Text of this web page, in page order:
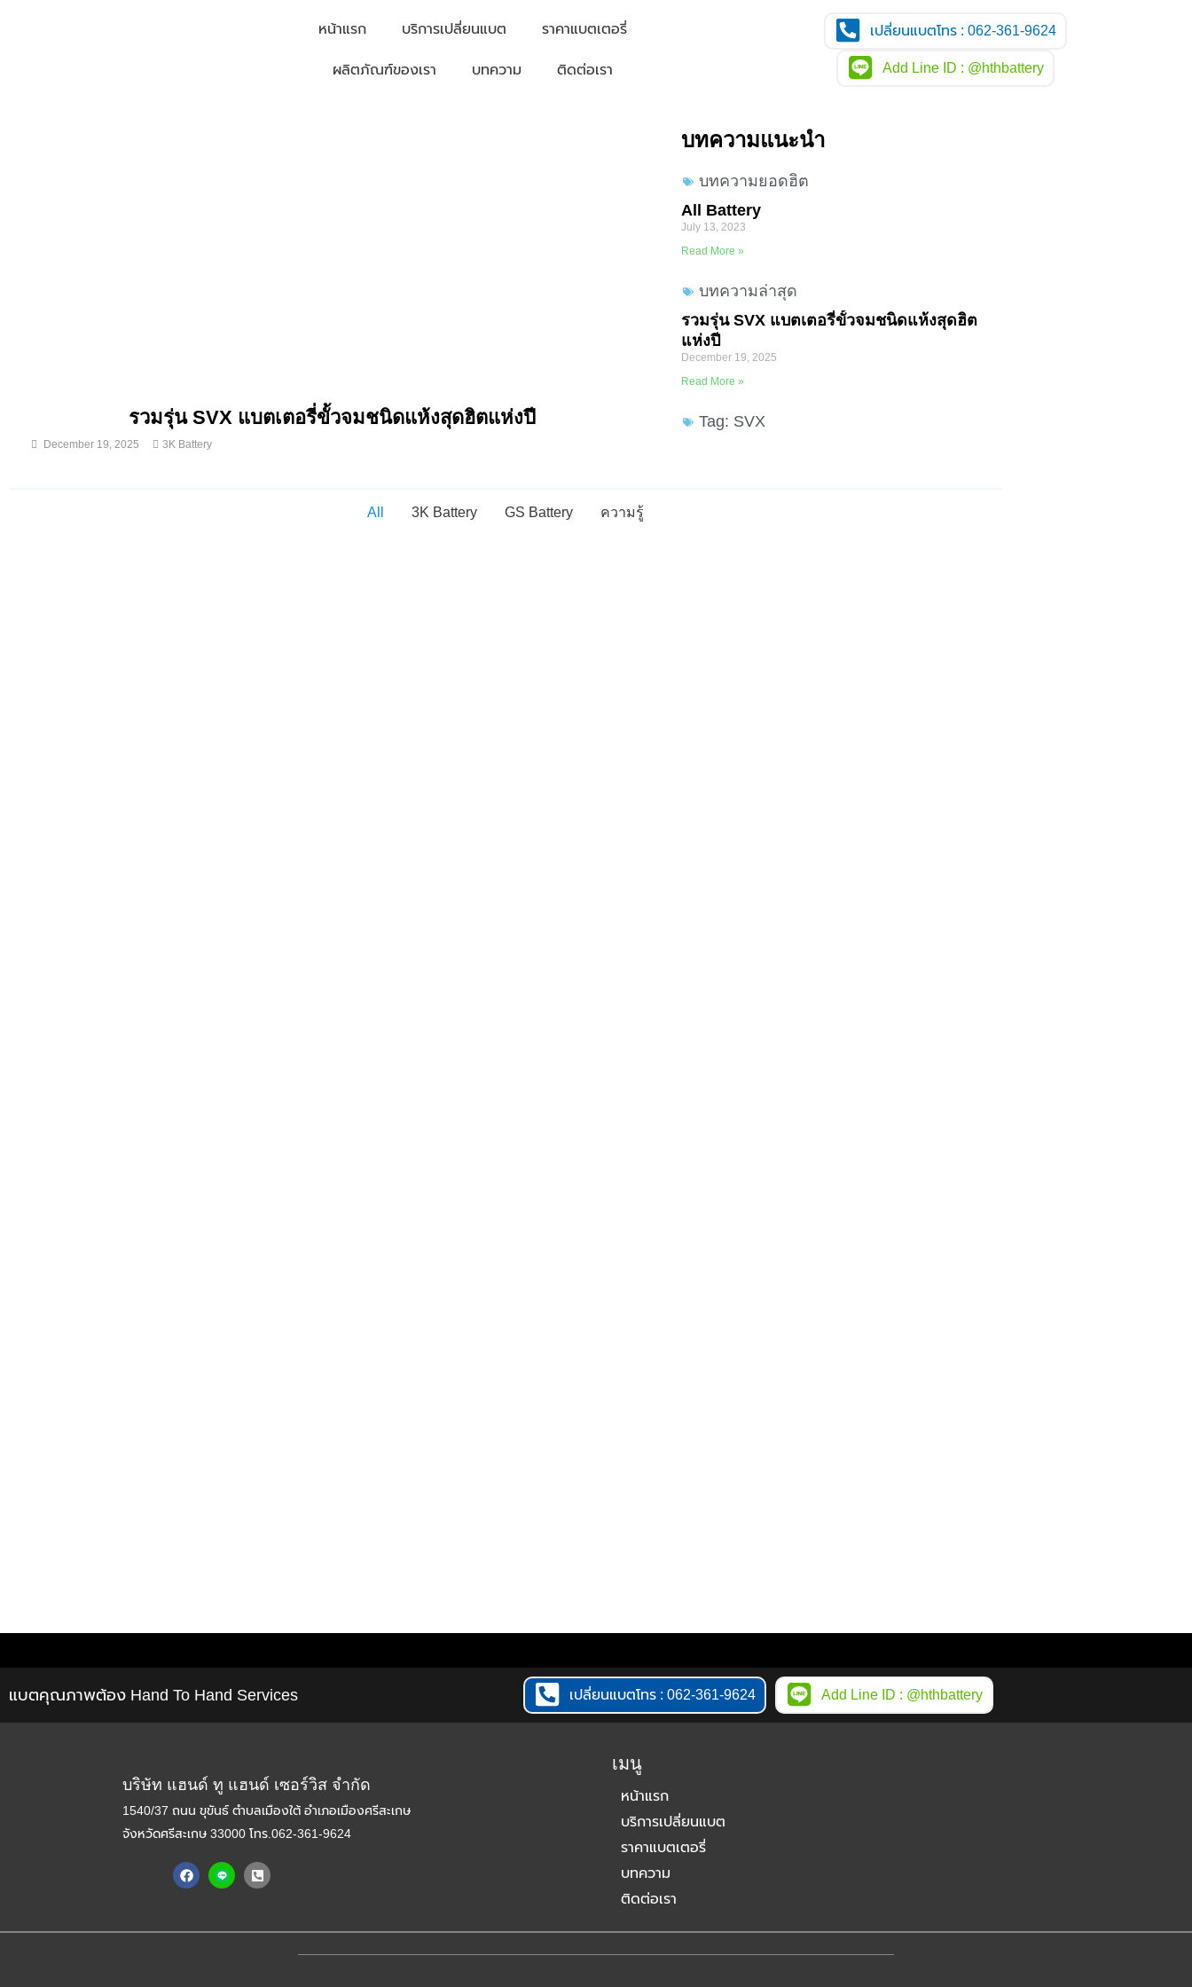
หน้าแรก บริการเปลี่ยนแบต ราคาแบตเตอรี่
ผลิตภัณฑ์ของเรา บทความ ติดต่อเรา
เปลี่ยนแบตโทร : 062-361-9624
Add Line ID : @hthbattery
รวมรุ่น SVX แบตเตอรี่ขั้วจมชนิดแห้งสุดฮิตแห่งปี
December 19, 2025 3K Battery
บทความแนะนำ
บทความยอดฮิต
All Battery
July 13, 2023
Read More »
บทความล่าสุด
รวมรุ่น SVX แบตเตอรี่ขั้วจมชนิดแห้งสุดฮิต
แห่งปี
December 19, 2025
Read More »
Tag: SVX
All 3K Battery GS Battery ความรู้
แบตคุณภาพต้อง Hand To Hand Services เปลี่ยนแบตโทร : 062-361-9624 Add Line ID : @hthbattery
บริษัท แฮนด์ ทู แฮนด์ เซอร์วิส จำกัด
1540/37 ถนน ขุขันธ์ ตำบลเมืองใต้ อำเภอเมืองศรีสะเกษ
จังหวัดศรีสะเกษ 33000 โทร.062-361-9624
F
a
c
o
P
h
o
-
เมนู
หน้าแรก
บริการเปลี่ยนแบต
ราคาแบตเตอรี่
บทความ
ติดต่อเรา